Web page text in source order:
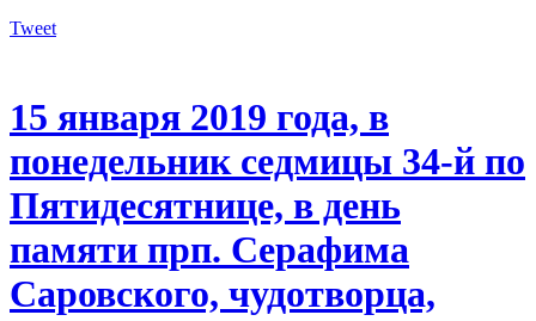
Tweet
15 января 2019 года, в
понедельник седмицы 34-й по
Пятидесятнице, в день
памяти прп. Серафима
Саровского, чудотворца,